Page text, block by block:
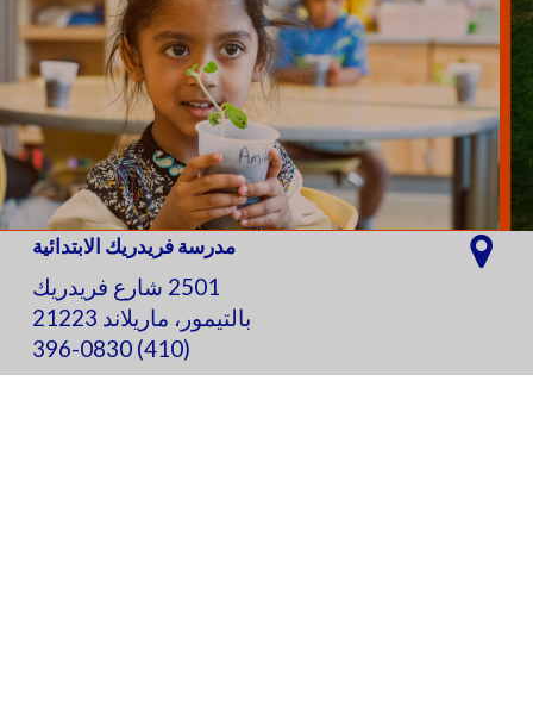
مدرسة فريدريك الابتدائية
2501 شارع فريدريك
بالتيمور، ماريلاند 21223
(410) 396-0830